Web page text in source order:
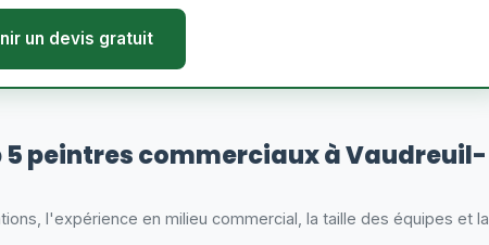
un devis gratuit
peintres commerciaux à Vaudreuil-
l'expérience en milieu commercial, la taille des équipes et la